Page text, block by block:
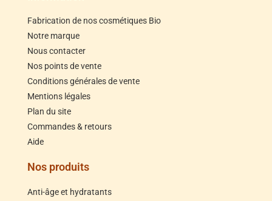
Fabrication de nos cosmétiques Bio
Notre marque
Nous contacter
Nos points de vente
Conditions générales de vente
Mentions légales
Plan du site
Commandes & retours
Aide
Nos produits
Anti-âge et hydratants